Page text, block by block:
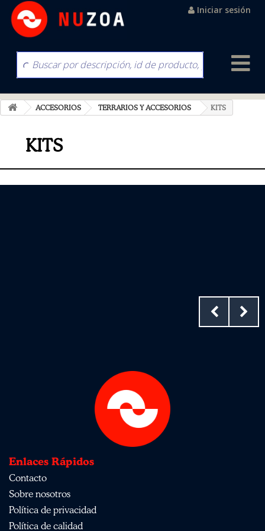
Iniciar sesión
ACCESORIOS TERRARIOS Y ACCESORIOS KITS
KITS
Enlaces Rápidos
Contacto
Sobre nosotros
Política de privacidad
Política de calidad